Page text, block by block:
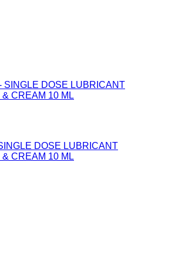
DOSE LUBRICANT
CREAM 10 ML